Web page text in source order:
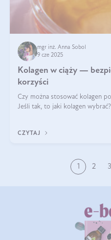
mgr inż. Anna Sobol
9 cze 2025
Kolagen w ciąży —
korzyści
Czy można stosować kolagen
Jeśli tak, to jaki kolagen
CZYTAJ
1 2 3